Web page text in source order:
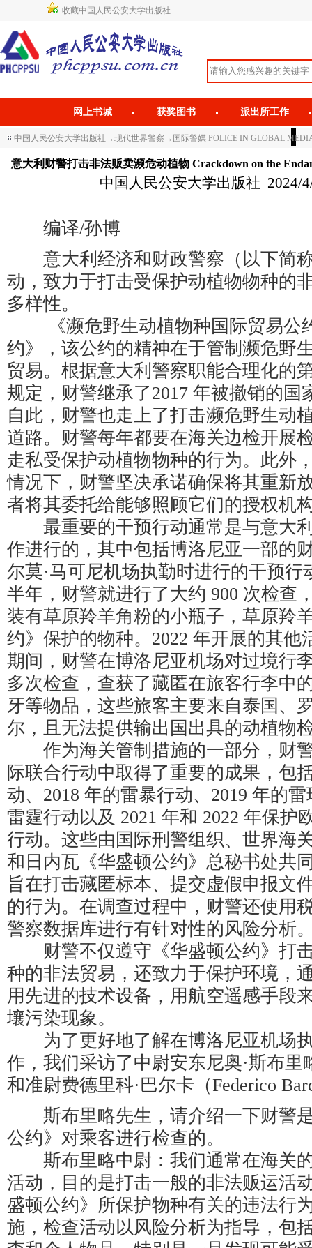
收藏中国人民公安大学出版社
网上书城 获奖图书 派出所工作
中国人民公安大学出版社 →现代世界警察 → 国际警媒 POLICE IN GLOBAL
意大利财警打击非法贩卖濒危动植物 Crackdown on the
中国人民公安大学出版社 2024/
编译/孙博
意大利经济和财政警察（以下简
动，致力于打击受保护动植物物种的
多样性。
《濒危野生动植物种国际贸易公
约》，该公约的精神在于管制濒危野
贸易。根据意大利警察职能合理化的
规定，财警继承了2017 年被撤销的国
自此，财警也走上了打击濒危野生动
道路。财警每年都要在海关边检开展
走私受保护动植物物种的行为。此外
情况下，财警坚决承诺确保将其重新
者将其委托给能够照顾它们的授权机
最重要的干预行动通常是与意大
作进行的，其中包括博洛尼亚一部的
尔莫·马可尼机场执勤时进行的干预行
半年，财警就进行了大约 900 次检查
装有草原羚羊角粉的小瓶子，草原羚
约》保护的物种。2022 年开展的其他
期间，财警在博洛尼亚机场对过境行
多次检查，查获了藏匿在旅客行李中
牙等物品，这些旅客主要来自泰国、
尔，且无法提供输出国出具的动植物
作为海关管制措施的一部分，财
际联合行动中取得了重要的成果，包
动、2018 年的雷暴行动、2019 年的
雷霆行动以及 2021 年和 2022 年保护
行动。这些由国际刑警组织、世界海
和日内瓦《华盛顿公约》总秘书处共
旨在打击藏匿标本、提交虚假申报文
的行为。在调查过程中，财警还使用
警察数据库进行有针对性的风险分析
财警不仅遵守《华盛顿公约》打
种的非法贸易，还致力于保护环境，
用先进的技术设备，用航空遥感手段
壤污染现象。
为了更好地了解在博洛尼亚机场
作，我们采访了中尉安东尼奥·斯布里
和准尉费德里科·巴尔卡（Federico
斯布里略先生，请介绍一下财警
公约》对乘客进行检查的。
斯布里略中尉：我们通常在海关
活动，目的是打击一般的非法贩运活
盛顿公约》所保护物种有关的违法行
施，检查活动以风险分析为指导，包